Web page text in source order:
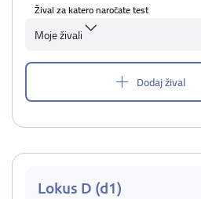
Žival za katero naročate test
Moje živali
Dodaj žival
Lokus D (d1)